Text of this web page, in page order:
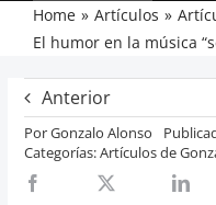
Actual
Artículos
Crítica
Previos de ópera
Entrevistas
Recomendación
Home Artículos
El humor en la música
Anterior
PorGonzalo Alonso
Categorías:Artículos de